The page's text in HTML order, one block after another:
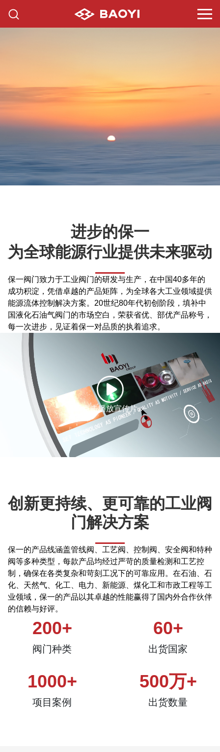
进步的保一
为全球能源行业提供未来驱动
保一阀门致力于工业阀门的研发与生产，在中国40多年的
成功积淀，凭借卓越的产品矩阵，为全球各大工业领域提供
能源流体控制解决方案。20世纪80年代初创阶段，填补中
国液化石油气阀门的市场空白，荣获省优、部优产品称号，
每一次进步，见证着保一对品质的执着追求。
点击播放宣传片
创新更持续、更可靠的工业阀
门解决方案
保一的产品线涵盖管线阀、工艺阀、控制阀、安全阀和特种
阀等多种类型，每款产品均经过严苛的质量检测和工艺控
制，确保在各类复杂和苛刻工况下的可靠应用。在石油、石
化、天然气、化工、电力、新能源、煤化工和市政工程等工
业领域，保一的产品以其卓越的性能赢得了国内外合作伙伴
的信赖与好评。
200+
阀门种类
60+
出货国家
1000+
项目案例
500万+
出货数量